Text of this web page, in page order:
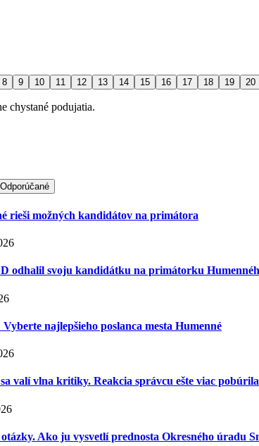
8 9 10 11 12 13 14 15 16 17 18 19 20
chystané podujatia.
Odporúčané
rieši možných kandidátov na primátora
odhalil svoju kandidátku na primátorku
najlepšieho poslanca mesta Humenné
valí vlna kritiky. Reakcia správcu ešte viac
Ako ju vysvetlí prednosta Okresného